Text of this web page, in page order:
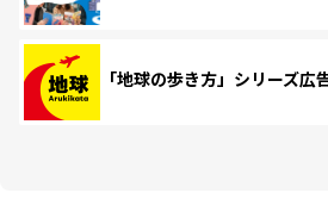
「地球の歩き方」シリーズ広